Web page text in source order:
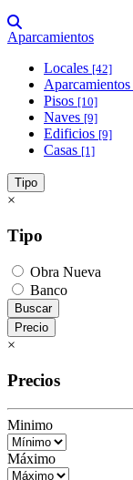
Aparcamientos
Locales [42]
Aparcamientos
Pisos [10]
Naves [9]
Edificios [9]
Casas [1]
Tipo
×
Tipo
Obra Nueva
Banco
Buscar
Precio
×
Precios
Minimo
Máximo